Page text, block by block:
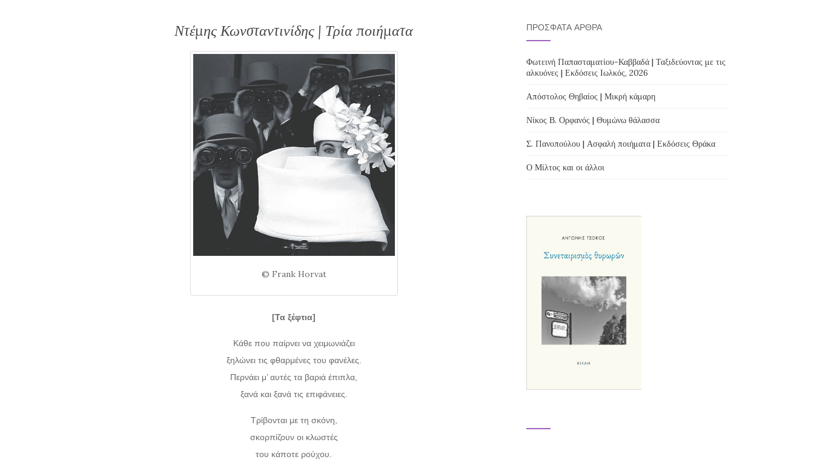
Ντέμης Κωνσταντινίδης | Τρία ποιήματα
© Frank Horvat
[Τα ξέφτια]
Κάθε που παίρνει να χειμωνιάζει
ξηλώνει τις φθαρμένες του φανέλες.
Περνάει μ’ αυτές τα βαριά έπιπλα,
ξανά και ξανά τις επιφάνειες.
Τρίβονται με τη σκόνη,
σκορπίζουν οι κλωστές
του κάποτε ρούχου.
ΠΡΌΣΦΑΤΑ ΆΡΘΡΑ
Φωτεινή Παπασταματίου-Καββαδά | Ταξιδεύοντας με τις
αλκυόνες | Εκδόσεις Ιωλκός, 2026
Απόστολος Θηβαίος | Μικρή κάμαρη
Νίκος Β. Ορφανός | Θυμώνω θάλασσα
Σ. Πανοπούλου | Ασφαλή ποιήματα | Εκδόσεις Θράκα
Ο Μίλτος και οι άλλοι